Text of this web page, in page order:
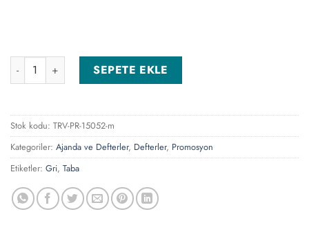
Avcılar-G Gri Tarihsiz Defter adet
SEPETE EKLE
Stok kodu: TRV-PR-15052-m
Kategoriler: Ajanda ve Defterler, Defterler, Promosyon
Etiketler: Gri, Taba